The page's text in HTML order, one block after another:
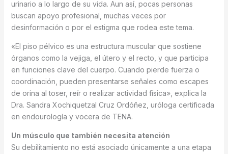
urinario a lo largo de su vida. Aun así, pocas personas
buscan apoyo profesional, muchas veces por
desinformación o por el estigma que rodea este tema.
«El piso pélvico es una estructura muscular que sostiene
órganos como la vejiga, el útero y el recto, y que participa
en funciones clave del cuerpo. Cuando pierde fuerza o
coordinación, pueden presentarse señales como escapes
de orina al toser, reír o realizar actividad física», explica la
Dra. Sandra Xochiquetzal Cruz Ordóñez, uróloga certificada
en endourología y vocera de TENA.
Un músculo que también necesita atención
Su debilitamiento no está asociado únicamente a una etapa